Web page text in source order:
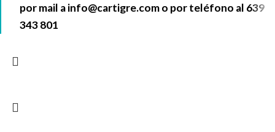
por mail ainfo@cartigre.como por teléfono al 639
343 801